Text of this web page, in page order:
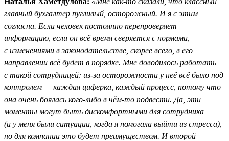
главный бухгалтер пугливый, осторожный. И я с этим
согласна. Если человек постоянно перепроверяет
информацию, если он всё время сверяется с нормами,
с изменениями в законодательстве, скорее всего, в его
направлении всё будет в порядке. Мне доводилось работать
с такой сотрудницей: из-за осторожности у неё всё было под
контролем — каждая циферка, каждый процесс, потому что
она очень боялась кого-либо в чём-то подвести. Да, эти
моменты могут быть дискомфортными для сотрудника
(и у меня были ситуации, когда я помогала выйти из стресса),
но для компании это будет преимуществом. И второй